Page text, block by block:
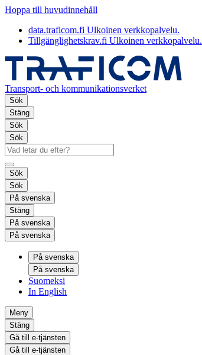
Hoppa till huvudinnehåll
data.traficom.fi Ulkoinen verkkopalvelu.
Tillgänglighetskrav.fi Ulkoinen verkkopalvelu.
Transport- och kommunikationsverket
Sök
Stäng
Sök
Sök
Sök
Sök
På svenska
Stäng
På svenska
På svenska
På svenska
På svenska
Suomeksi
In English
Meny
Stäng
Gå till e-tjänsten
Gå till e-tjänsten